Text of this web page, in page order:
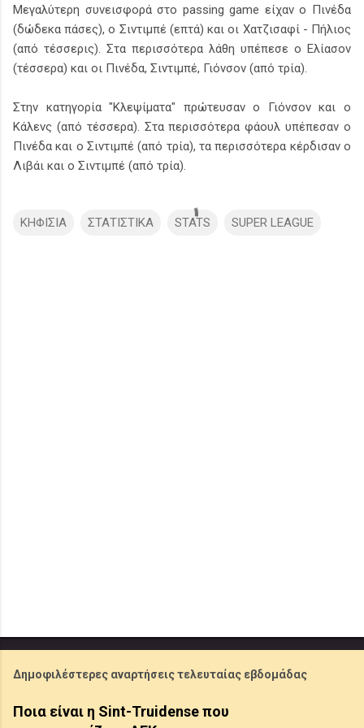
Μεγαλύτερη συνεισφορά στο passing game είχαν ο Πινέδα
(δώδεκα πάσες), ο Σιντιμπέ (επτά) και οι Χατζισαφί - Πήλιος
(από τέσσερις). Στα περισσότερα λάθη υπέπεσε ο Ελίασον
(τέσσερα) και οι Πινέδα, Σιντιμπέ, Γιόνσον (από τρία).
Στην κατηγορία "Κλεψίματα" πρώτευσαν ο Γιόνσον και ο
Κάλενς (από τέσσερα). Στα περισσότερα φάουλ υπέπεσαν ο
Πινέδα και ο Σιντιμπέ (από τρία), τα περισσότερα κέρδισαν ο
Λιβάι και ο Σιντιμπέ (από τρία).
ΚΗΦΙΣΙΑ ΣΤΑΤΙΣΤΙΚΑ STATS SUPER LEAGUE
Δημοφιλέστερες αναρτήσεις τελευταίας εβδομάδας
Ποια είναι η Sint-Truidense που